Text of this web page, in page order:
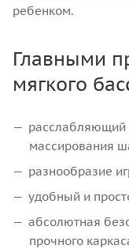
ребенком.
Главными
мягкого
расслабляющий
массирования
разнообразие
удобный и
абсолютная
прочного